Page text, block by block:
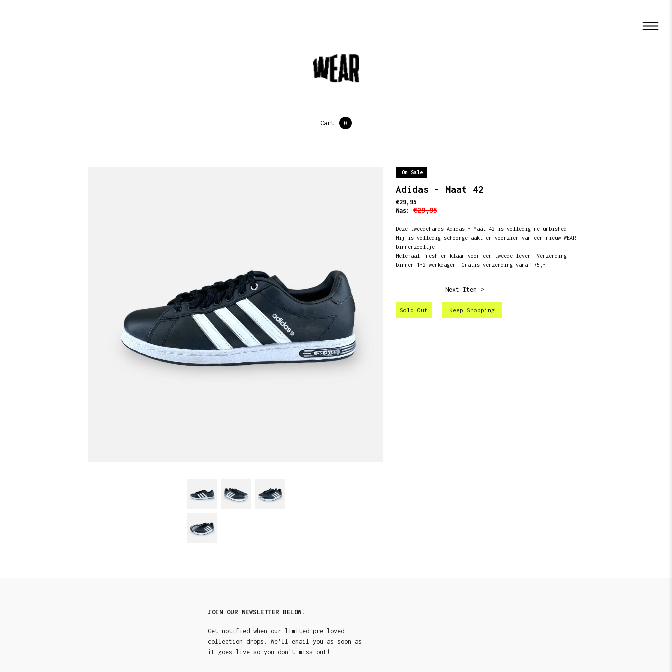
Cart 0
On Sale
Adidas - Maat 42
€29,95
Was:
€29,95
Deze tweedehands Adidas - Maat 42 is volledig refurbished.
Hij is volledig schoongemaakt en voorzien van een nieuw WEAR
binnenzooltje.
Helemaal fresh en klaar voor een tweede leven! Verzending
binnen 1-2 werkdagen. Gratis verzending vanaf 75,-.
Sold Out
Next Item >
Keep Shopping
JOIN OUR NEWSLETTER BELOW.
Get notified when our limited pre-loved
collection drops. We'll email you as soon as
it goes live so you don't miss out!